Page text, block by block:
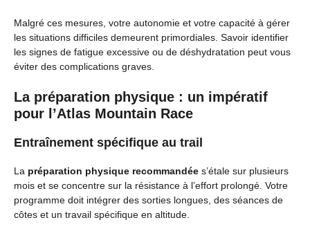
Malgré ces mesures, votre autonomie et votre capacité à gérer
les situations difficiles demeurent primordiales. Savoir identifier
les signes de fatigue excessive ou de déshydratation peut vous
éviter des complications graves.
La préparation physique : un impératif
pour l’Atlas Mountain Race
Entraînement spécifique au trail
La préparation physique recommandée s’étale sur plusieurs
mois et se concentre sur la résistance à l’effort prolongé. Votre
programme doit intégrer des sorties longues, des séances de
côtes et un travail spécifique en altitude.